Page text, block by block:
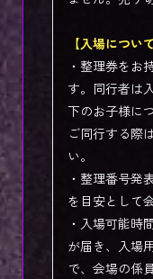
【入場につい
・整理券をお
す。同行者は
下のお子様に
ご同行する際
い。
・整理番号発
を目安として
・入場可能時
が届き、入場
で、会場の係